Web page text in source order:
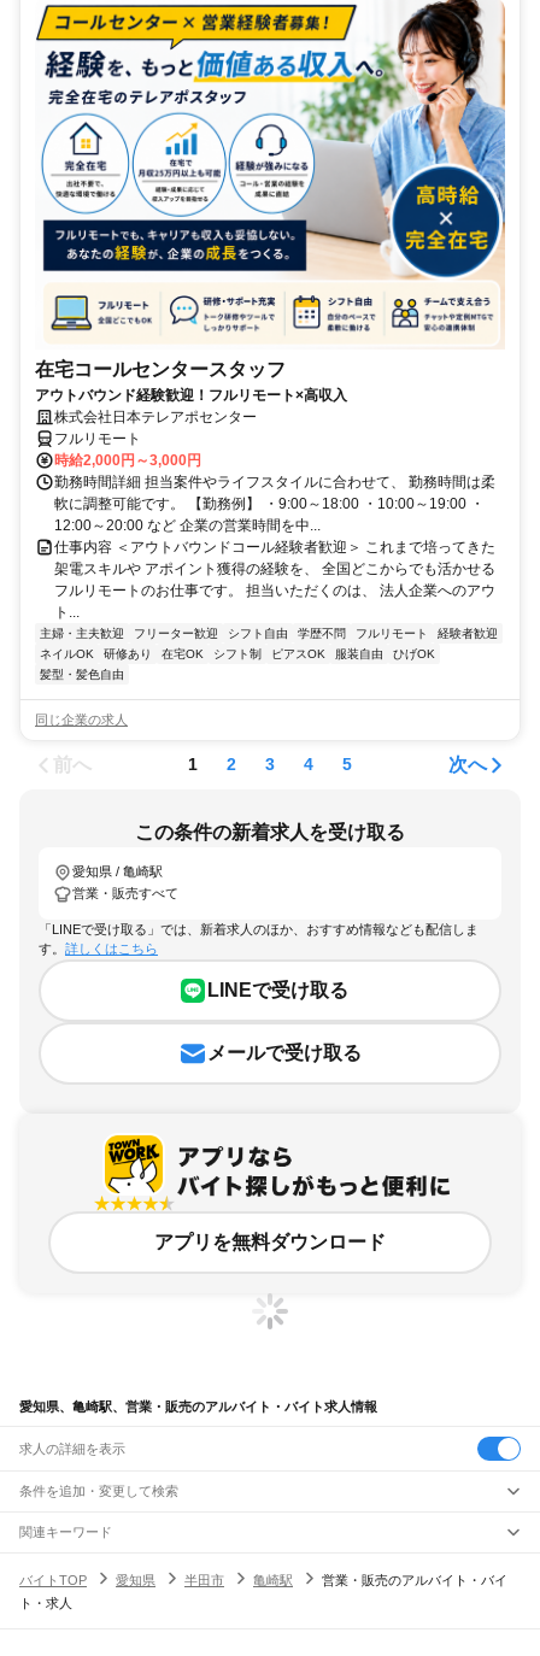
在宅コールセンタースタッフ
アウトバウンド経験歓迎！フルリモート×高収入
株式会社日本テレアポセンター
フルリモート
時給2,000円～3,000円
勤務時間詳細 担当案件やライフスタイルに合わせて、 勤務時間は柔
軟に調整可能です。 【勤務例】 ・9:00～18:00 ・10:00～19:00 ・
12:00～20:00 など 企業の営業時間を中...
仕事内容 ＜アウトバウンドコール経験者歓迎＞ これまで培ってきた
架電スキルや アポイント獲得の経験を、 全国どこからでも活かせる
フルリモートのお仕事です。 担当いただくのは、 法人企業へのアウ
ト...
主婦・主夫歓迎 フリーター歓迎 シフト自由 学歴不問 フルリモート
経験者歓迎
ネイルOK
研修あり 在宅OK シフト制 ピアスOK 服装自由
ひげOK
髪型・髪色自由
同じ企業の求人
前へ 1 2 3 4 5 次へ
この条件の新着求人を受け取る
愛知県 / 亀崎駅
営業・販売すべて
「LINEで受け取る」では、新着求人のほか、おすすめ情報なども配信しま
す。 詳しくはこちら
LINEで受け取る
メールで受け取る
アプリを無料ダウンロード
愛知県、亀崎駅、営業・販売のアルバイト・バイト求人情報
求人の詳細を表示
条件を追加・変更して検索
市区町村を追加・変更
愛知県すべて
名古屋市
駅を追加・変更
職種を追加・変更
関連キーワード
バイトTOP
愛知県 半田市 亀崎駅
営業・販売のアルバイト・バイ
ト・求人